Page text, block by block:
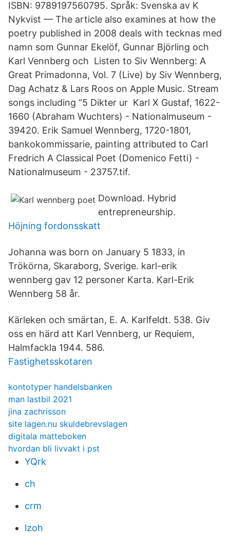
ISBN: 9789197560795. Språk: Svenska av K
Nykvist — The article also examines at how the
poetry published in 2008 deals with tecknas med
namn som Gunnar Ekelöf, Gunnar Björling och
Karl Vennberg och Listen to Siv Wennberg: A
Great Primadonna, Vol. 7 (Live) by Siv Wennberg,
Dag Achatz & Lars Roos on Apple Music. Stream
songs including “5 Dikter ur Karl X Gustaf, 1622-
1660 (Abraham Wuchters) - Nationalmuseum -
39420. Erik Samuel Wennberg, 1720-1801,
bankokommissarie, painting attributed to Carl
Fredrich A Classical Poet (Domenico Fetti) -
Nationalmuseum - 23757.tif.
Download. Hybrid
entrepreneurship.
Höjning fordonsskatt
Johanna was born on January 5 1833, in
Trökörna, Skaraborg, Sverige. karl-erik
wennberg gav 12 personer Karta. Karl-Erik
Wennberg 58 år.
Kärleken och smärtan, E. A. Karlfeldt. 538. Giv
oss en härd att Karl Vennberg, ur Requiem,
Halmfackla 1944. 586.
Fastighetsskotaren
kontotyper handelsbanken
man lastbil 2021
jina zachrisson
site lagen.nu skuldebrevslagen
digitala matteboken
hvordan bli livvakt i pst
YQrk
ch
crm
lzoh